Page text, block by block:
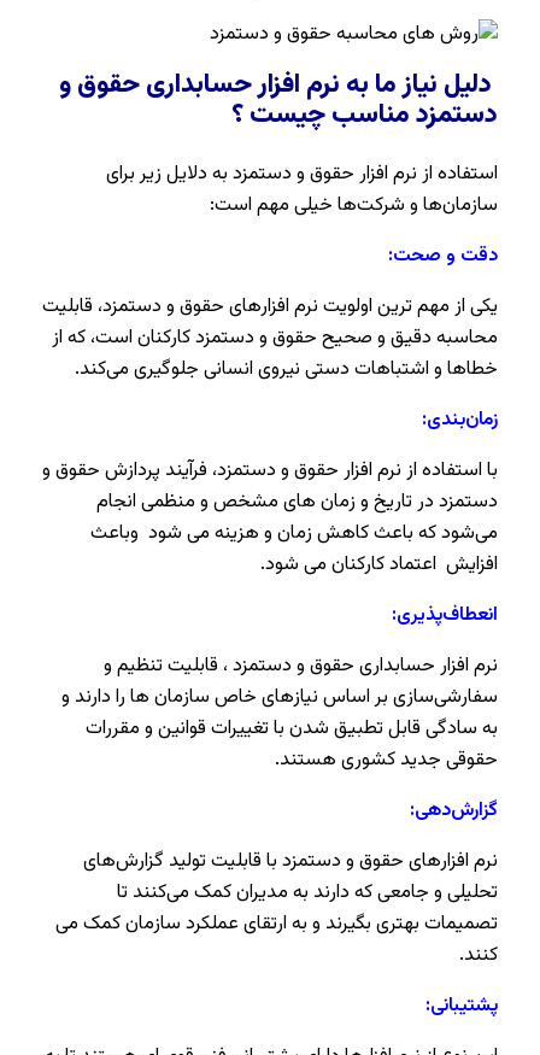
دلیل نیاز ما به نرم افزار حسابداری حقوق و
دستمزد مناسب چیست ؟
استفاده از نرم افزار حقوق و دستمزد به دلایل زیر برای
سازمان‌ها و شرکت‌ها خیلی مهم است:
دقت و صحت:
یکی از مهم ترین اولویت نرم افزارهای حقوق و دستمزد، قابلیت
محاسبه دقیق و صحیح حقوق و دستمزد کارکنان است، که از
خطاها و اشتباهات دستی نیروی انسانی جلوگیری می‌کند.
زمان‌بندی:
با استفاده از نرم افزار حقوق و دستمزد، فرآیند پردازش حقوق و
دستمزد در تاریخ و زمان های مشخص و منظمی انجام
می‌شود که باعث کاهش زمان و هزینه می شود وباعث
افزایش اعتماد کارکنان می شود.
انعطاف‌پذیری:
نرم افزار حسابداری حقوق و دستمزد ، قابلیت تنظیم و
سفارشی‌سازی بر اساس نیازهای خاص سازمان ها را دارند و
به سادگی قابل تطبیق شدن با تغییرات قوانین و مقررات
حقوقی جدید کشوری هستند.
گزارش‌دهی:
نرم افزارهای حقوق و دستمزد با قابلیت تولید گزارش‌های
تحلیلی و جامعی که دارند به مدیران کمک می‌کنند تا
تصمیمات بهتری بگیرند و به ارتقای عملکرد سازمان کمک می
کنند.
پشتیبانی: